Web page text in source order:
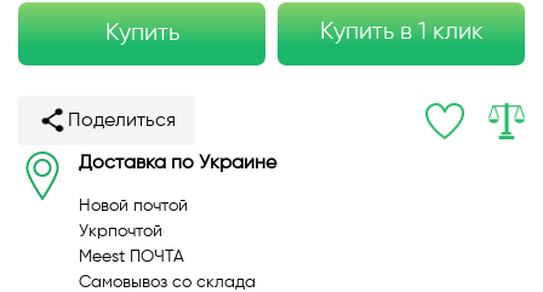
Купить Купить в 1 клик
Поделиться
Доставка по Украине
Новой почтой
Укрпочтой
Meest ПОЧТА
Самовывоз со склада